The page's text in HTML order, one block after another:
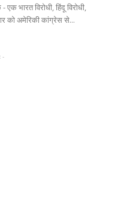
भारत विरोधी, हिंदू विरोधी,
को अमेरिकी कांग्रेस से...
-